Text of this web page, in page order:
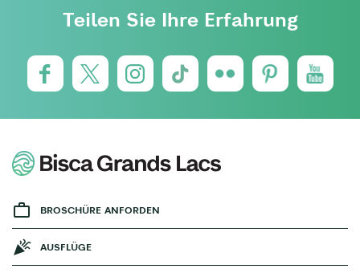
Teilen Sie Ihre Erfahrung
BROSCHÜRE ANFORDEN
AUSFLÜGE